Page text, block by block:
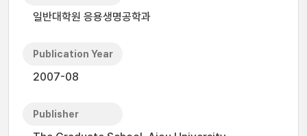
일반대학원 응용생명공학과
Publication Year
2007-08
Publisher